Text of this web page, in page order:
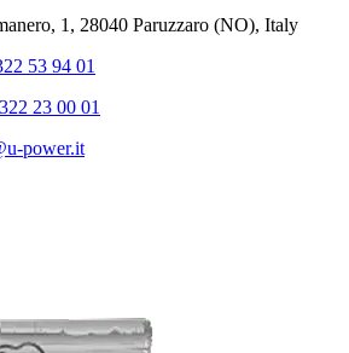
1, 28040 Paruzzaro (NO), Italy
53 94 01
23 00 01